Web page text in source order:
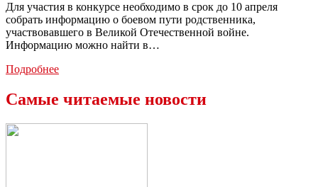
Для участия в конкурсе необходимо в срок до 10 апреля
собрать информацию о боевом пути родственника,
участвовавшего в Великой Отечественной войне.
Информацию можно найти в…
ПодробнееДвижение
России»
Самые читаемые новости